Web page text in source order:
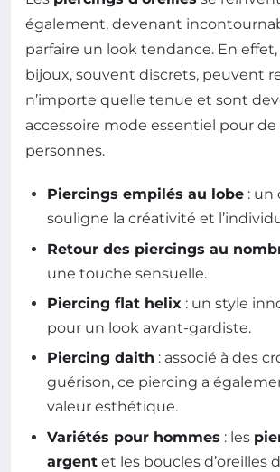
également, devenant
parfaire un look tendance. En
bijoux, souvent discrets, peuvent
n’importe quelle tenue et sont
accessoire mode essentiel pour
personnes.
Piercings empilés au lobe : un
souligne la créativité et
Retour des piercings au
une touche sensuelle.
Piercing flat helix : un style
pour un look avant-gardiste.
Piercing daith : associé à des
guérison, ce piercing a
valeur esthétique.
Variétés pour hommes : les
argent et les boucles d’oreilles